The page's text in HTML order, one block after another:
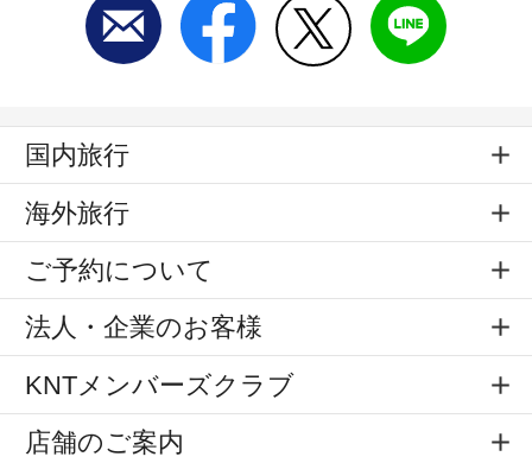
国内旅行
海外旅行
ご予約について
法人・企業のお客様
KNTメンバーズクラブ
店舗のご案内